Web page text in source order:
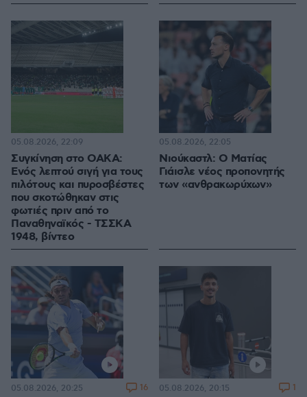
Συγκίνηση στο ΟΑΚΑ:
Ενός λεπτού σιγή για τους
πιλότους και πυροσβέστες
που σκοτώθηκαν στις
φωτιές πριν από το
Παναθηναϊκός - ΤΣΣΚΑ
1948, βίντεο
05.08.2026, 22:09
Νιούκαστλ: Ο Ματίας
Γιάισλε νέος προπονητής
των «ανθρακωρύχων»
05.08.2026, 22:05
05.08.2026, 20:25 16 05.08.2026, 20:15 1